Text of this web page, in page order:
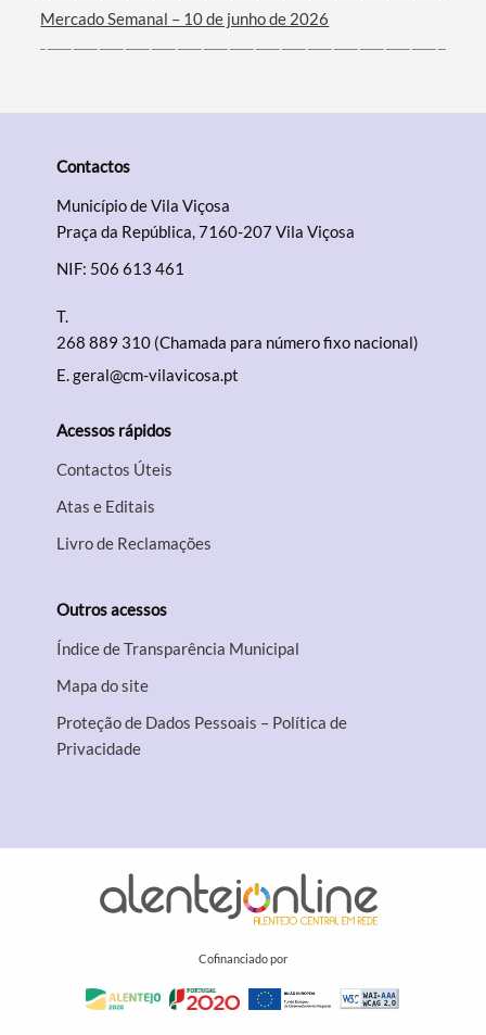
Mercado Semanal – 10 de junho de 2026
Contactos
Município de Vila Viçosa
Praça da República, 7160-207 Vila Viçosa
NIF: 506 613 461
T.
268 889 310 (Chamada para número fixo nacional)
E.geral@cm-vilavicosa.pt
Acessos rápidos
Contactos Úteis
Atas e Editais
Livro de Reclamações
Outros acessos
Índice de Transparência Municipal
Mapa do site
Proteção de Dados Pessoais – Política de
Privacidade
Cofinanciado por